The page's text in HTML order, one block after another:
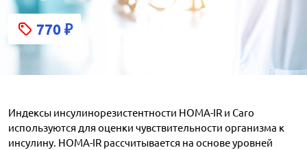
770 ₽
Индексы инсулинорезистентности HOMA-IR и Caro
используются для оценки чувствительности организма к
инсулину. HOMA-IR рассчитывается на основе уровней